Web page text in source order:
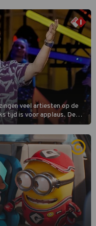
veel artiesten op de
tijd is voor applaus. De
René Froger en
hit Zwoele Zomernachten.